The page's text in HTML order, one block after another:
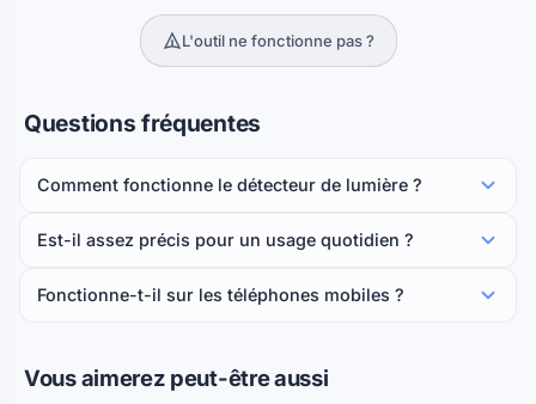
L'outil ne fonctionne pas ?
Questions fréquentes
Comment fonctionne le détecteur de lumière ?
Est-il assez précis pour un usage quotidien ?
Fonctionne-t-il sur les téléphones mobiles ?
Vous aimerez peut-être aussi